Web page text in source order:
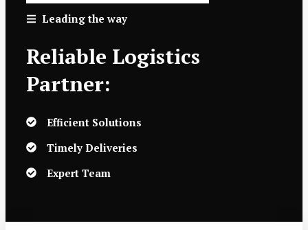
Leading the way
Reliable Logistics
Partner:
Efficient Solutions
Timely Deliveries
Expert Team